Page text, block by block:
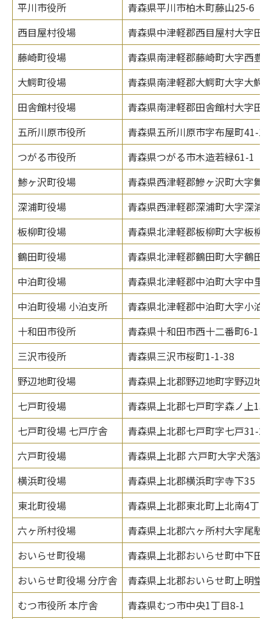
平川市役所
青森県平川市柏木町藤山25-6
西目屋村役場
青森県中津軽郡西目屋村大字田
藤崎町役場
青森県南津軽郡藤崎町大字西豊
大鰐町役場
青森県南津軽郡大鰐町大字大鰐
田舎館村役場
青森県南津軽郡田舎館村大字田
五所川原市役所
青森県五所川原市字布屋町41-1
つがる市役所
青森県つがる市木造若緑61-1
鯵ヶ沢町役場
青森県西津軽郡鰺ヶ沢町大字舞
深浦町役場
青森県西津軽郡深浦町大字深浦
板柳町役場
青森県北津軽郡板柳町大字板柳
鶴田町役場
青森県北津軽郡鶴田町大字鶴田
中泊町役場
青森県北津軽郡中泊町大字中里
中泊町役場 小泊支所
青森県北津軽郡中泊町大字小泊
十和田市役所
青森県十和田市西十二番町6-1
三沢市役所
青森県三沢市桜町1-1-38
野辺地町役場
青森県上北郡野辺地町字野辺地
七戸町役場
青森県上北郡七戸町字森ノ上
七戸町役場 七戸庁舎
青森県上北郡七戸町字七戸31-2
六戸町役場
青森県上北郡 六戸町大字犬落瀬
横浜町役場
青森県上北郡横浜町字寺下35
東北町役場
青森県上北郡東北町上北南4丁
六ヶ所村役場
青森県上北郡六ヶ所村大字尾駮
おいらせ町役場
青森県上北郡おいらせ町中下田
おいらせ町役場 分庁舎
青森県上北郡おいらせ町上明堂
むつ市役所 本庁舎
青森県むつ市中央1丁目8-1